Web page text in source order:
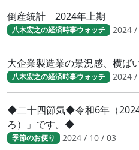
倒産統計 2024年上期
八木宏之の経済時事ウォッチ 2024
大企業製造業の景況感、横
八木宏之の経済時事ウォッチ 2024
◆二十四節気◆令和6年（
ろ）」です。◆
季節のお便り 2024 / 10 / 03